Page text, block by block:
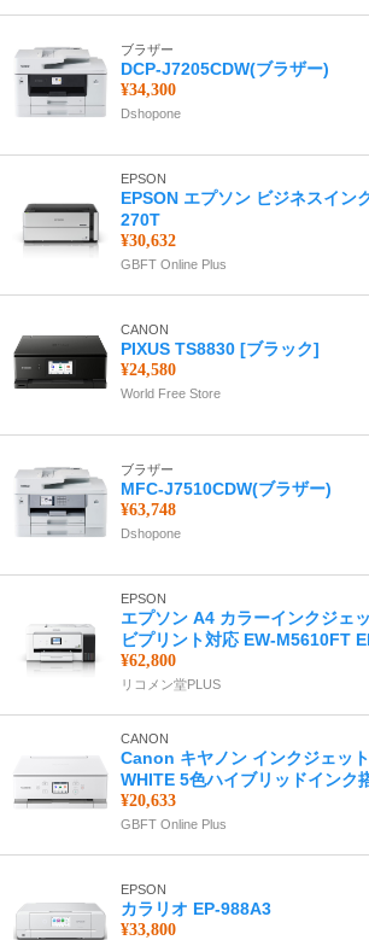
ブラザー
DCP-J7205CDW(ブラザー)
¥34,300
Dshopone
EPSON
EPSON エプソン ビジネスイン
270T
¥30,632
GBFT Online Plus
CANON
PIXUS TS8830 [ブラック]
¥24,580
World Free Store
ブラザー
MFC-J7510CDW(ブラザー)
¥63,748
Dshopone
EPSON
エプソン A4 カラーインクジェ
ビプリント対応 EW-M5610FT
¥62,800
リコメン堂PLUS
CANON
Canon キヤノン インクジェッ
WHITE 5色ハイブリッドインク
¥20,633
GBFT Online Plus
EPSON
カラリオ EP-988A3
¥33,800